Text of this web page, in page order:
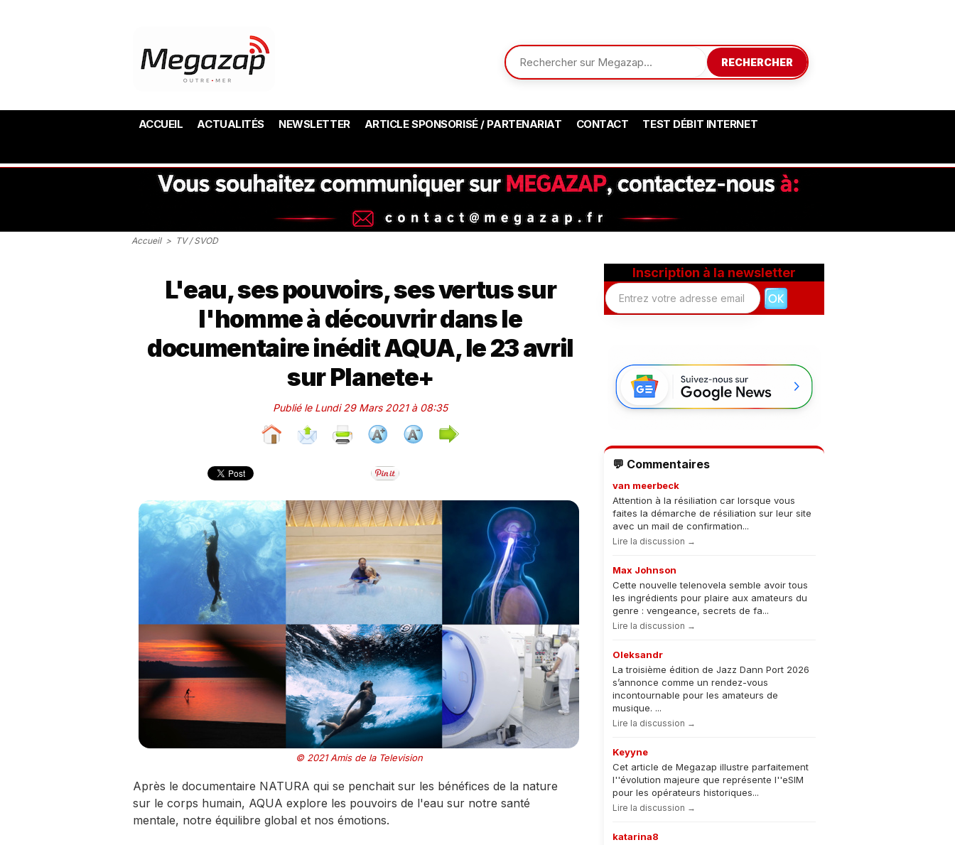
RECHERCHER
ACCUEIL ACTUALITÉS NEWSLETTER ARTICLE SPONSORISÉ / PARTENARIAT CONTACT TEST DÉBIT INTERNET
Accueil > TV / SVOD
L'eau, ses pouvoirs, ses vertus sur
l'homme à découvrir dans le
documentaire inédit AQUA, le 23 avril
sur Planete+
Publié le Lundi 29 Mars 2021 à 08:35
© 2021 Amis de la Television
Après le documentaire NATURA qui se penchait sur les bénéfices de la nature
sur le corps humain, AQUA explore les pouvoirs de l'eau sur notre santé
mentale, notre équilibre global et nos émotions.
Inscription à la newsletter
💬 Commentaires
van meerbeck
Attention à la résiliation car lorsque vous
faites la démarche de résiliation sur leur site
avec un mail de confirmation...
Lire la discussion →
Max Johnson
Cette nouvelle telenovela semble avoir tous
les ingrédients pour plaire aux amateurs du
genre : vengeance, secrets de fa...
Lire la discussion →
Oleksandr
La troisième édition de Jazz Dann Port 2026
s’annonce comme un rendez-vous
incontournable pour les amateurs de
musique. ...
Lire la discussion →
Keyyne
Cet article de Megazap illustre parfaitement
l''évolution majeure que représente l''eSIM
pour les opérateurs historiques...
Lire la discussion →
katarina8